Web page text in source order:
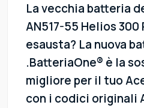
La vecchia batteria
AN517-55 Helios 300
esausta? La nuova
.BatteriaOne® è la
migliore per il tuo
con i codici originali